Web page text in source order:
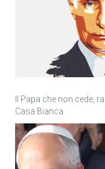
Il Papa che non cede,
Casa Bianca